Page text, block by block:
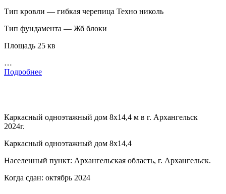
Тип кровли — гибкая черепица Техно николь
Тип фундамента — Жб блоки
Площадь 25 кв
…
Подробнее
Каркасный одноэтажный дом 8х14,4 м в г. Архангельск
2024г.
Каркасный одноэтажный дом 8х14,4
Населенный пункт: Архангельская область, г. Архангельск.
Когда сдан: октябрь 2024